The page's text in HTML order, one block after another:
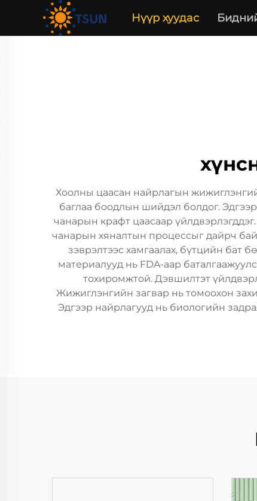
Нүүр хуудас
Хоолны цаасан найрлагын
баглаа боодлын шийдэл болдог.
чанарын крафт цаасаар
чанарын хяналтын процессыг дайрч
зэврэлтээс хамгаалах, бүтцийн бат
материалууд нь FDA-аар
тохиромжтой. Дэвшилтэт
Жижиглэнгийн загвар нь томоохон
Эдгээр найрлагууд нь биологийн